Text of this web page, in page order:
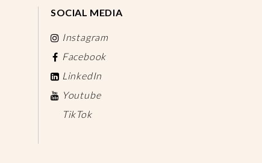
SOCIAL MEDIA
Instagram
Facebook
LinkedIn
Youtube
TikTok